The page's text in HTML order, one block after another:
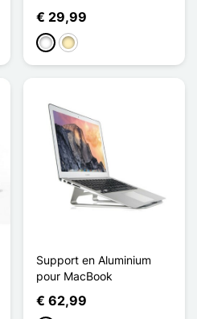
€ 29,99
Wit Golden
Support en Aluminium
pour MacBook
€ 62,99